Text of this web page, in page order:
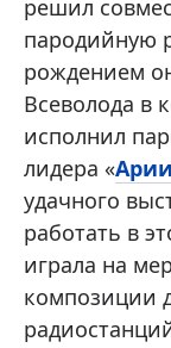
решил
пародийную
рождением
Всеволода в
исполнил
лидера «Арии
удачного
работать в
играла на
композиции